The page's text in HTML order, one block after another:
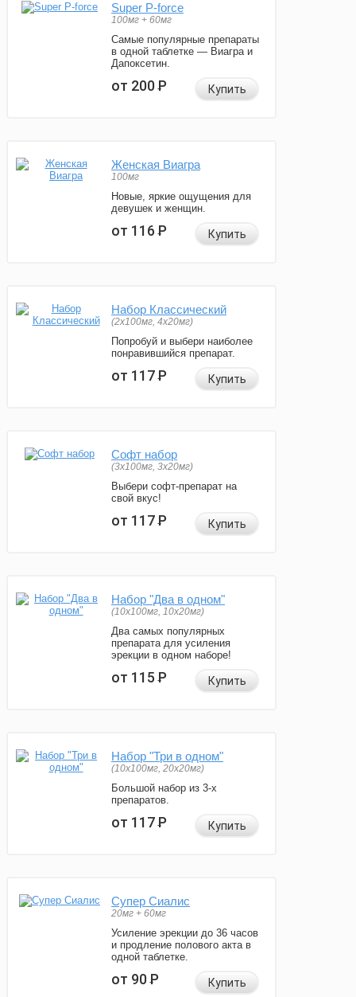
Super P-force
100мг + 60мг
Самые популярные препараты
в одной таблетке — Виагра и
Дапоксетин.
от 200Р Купить
Женская Виагра
100мг
Новые, яркие ощущения для
девушек и женщин.
от 116Р Купить
Набор Классический
(2x100мг, 4x20мг)
Попробуй и выбери наиболее
понравившийся препарат.
от 117Р Купить
Софт набор
(3x100мг, 3x20мг)
Выбери софт-препарат на
свой вкус!
от 117Р Купить
Набор "Два в одном"
(10x100мг, 10x20мг)
Два самых популярных
препарата для усиления
эрекции в одном наборе!
от 115Р Купить
Набор "Три в одном"
(10x100мг, 20x20мг)
Большой набор из 3-х
препаратов.
от 117Р Купить
Супер Сиалис
20мг + 60мг
Усиление эрекции до 36 часов
и продление полового акта в
одной таблетке.
от 90Р Купить